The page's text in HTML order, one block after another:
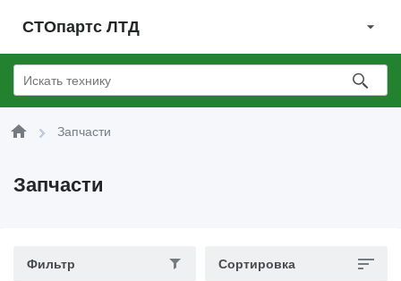
СТОпартс ЛТД
Запчасти
Запчасти
Фильтр Сортировка